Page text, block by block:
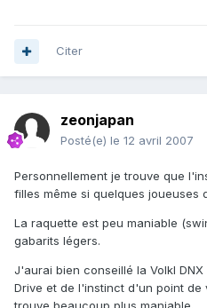
Citer
zeonjapan
Posté(e) le 12 avril 2007
Personnellement je trouve que
filles même si quelques joueuses
La raquette est peu maniable
gabarits légers.
J'aurai bien conseillé la Volkl
Drive et de l'instinct d'un point de